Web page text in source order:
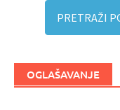
PRETRAŽI
OGLAŠAVANJE